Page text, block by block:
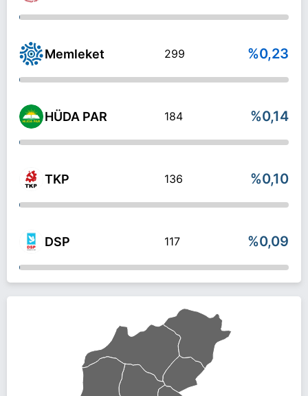
Memleket 299 %0,23
HÜDA PAR 184 %0,14
TKP 136 %0,10
DSP 117 %0,09